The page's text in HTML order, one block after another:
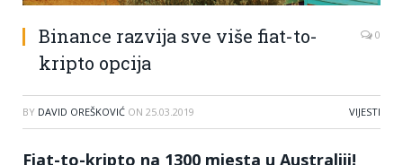
Binance razvija sve više fiat-to-
kripto opcija
0
BY DAVID OREŠKOVIĆ ON 25.03.2019 VIJESTI
Fiat-to-kripto na 1300 mjesta u Australiji!